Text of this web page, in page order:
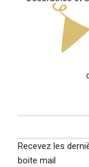
Recevez les
boite mail